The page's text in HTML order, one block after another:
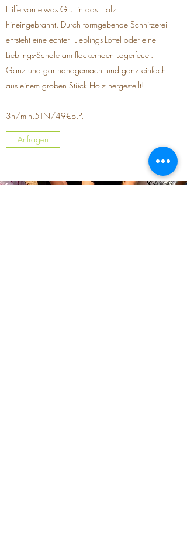
Hilfe von etwas Glut in das Holz
hineingebrannt. Durch formgebende Schnitzerei
entsteht eine echter Lieblings-Löffel oder eine
Lieblings-Schale am flackernden Lagerfeuer.
Ganz und gar handgemacht und ganz einfach
aus einem groben Stück Holz hergestellt!
3h/min.5TN/49€p.P.
Anfragen